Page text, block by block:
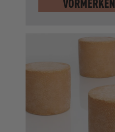
VORMERKEN